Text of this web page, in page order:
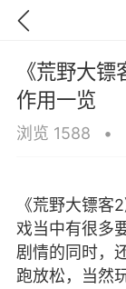
《荒野大
作用一览
浏览 1588 •
《荒野大镖客
戏当中有很多
剧情的同时，
跑放松，当然